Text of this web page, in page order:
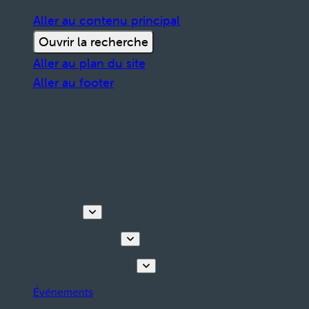
Aller au contenu principal
Ouvrir la recherche
Aller au plan du site
Aller au footer
Événements